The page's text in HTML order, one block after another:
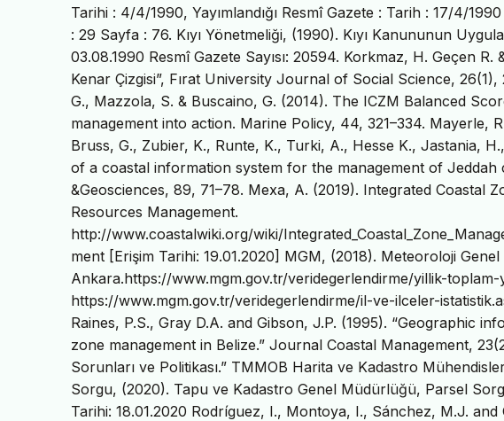
Tarihi : 4/4/1990, Yayımlandığı Resmî Gazete : Tarih : 17/4/
: 29 Sayfa : 76. Kıyı Yönetmeliği, (1990). Kıyı Kanununun
03.08.1990 Resmî Gazete Sayısı: 20594. Korkmaz, H. Geçen R.
Kenar Çizgisi”, Fırat University Journal of Social Science,
G., Mazzola, S. & Buscaino, G. (2014). The ICZM Balanced
management into action. Marine Policy, 44, 321–334. Mayerle,
Bruss, G., Zubier, K., Runte, K., Turki, A., Hesse K., Jastania,
of a coastal information system for the management of Jeddah
&Geosciences, 89, 71–78. Mexa, A. (2019). Integrated Coastal
Resources Management.
http://www.coastalwiki.org/wiki/
ment [Erişim Tarihi: 19.01.2020] MGM, (2018). Meteoroloji
Ankara.https://www.mgm.gov.tr/veridegerlendirme/yillik-toplam-
https://www.mgm.gov.tr/veridegerlendirme/il-ve-ilceler-
Raines, P.S., Gray D.A. and Gibson, J.P. (1995). “Geographic
zone management in Belize.” Journal Coastal Management,
Sorunları ve Politikası.” TMMOB Harita ve Kadastro
Sorgu, (2020). Tapu ve Kadastro Genel Müdürlüğü, Parsel
Tarihi: 18.01.2020 Rodríguez, I., Montoya, I., Sánchez, M.J.